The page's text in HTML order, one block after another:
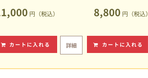
円（税込）
カートに入れる
8,800 円（税込）
詳細 カートに入れる